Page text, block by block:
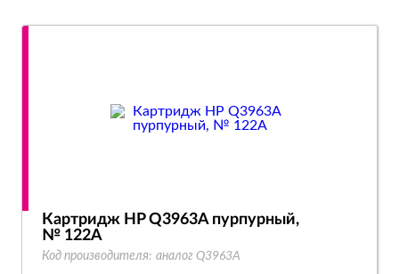
Картридж HP Q3963A пурпурный,
№ 122A
Код производителя: аналог Q3963A